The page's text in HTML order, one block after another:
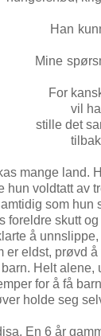
jo gjort
har
bare
en
mange land.
hun voldtatt av
som hun
foreldre skutt
å
er eldst, prøvd
Helt alene,
for å få
holde seg
En 6 år